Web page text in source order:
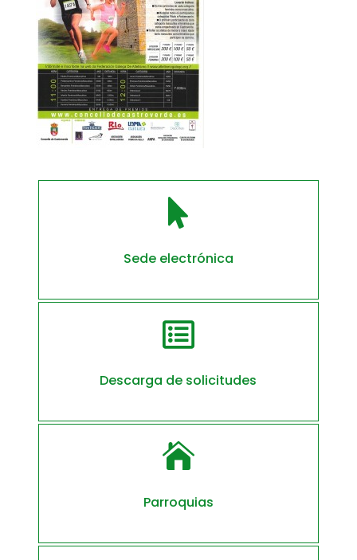

Sede electrónica

Descarga de solicitudes

Parroquias